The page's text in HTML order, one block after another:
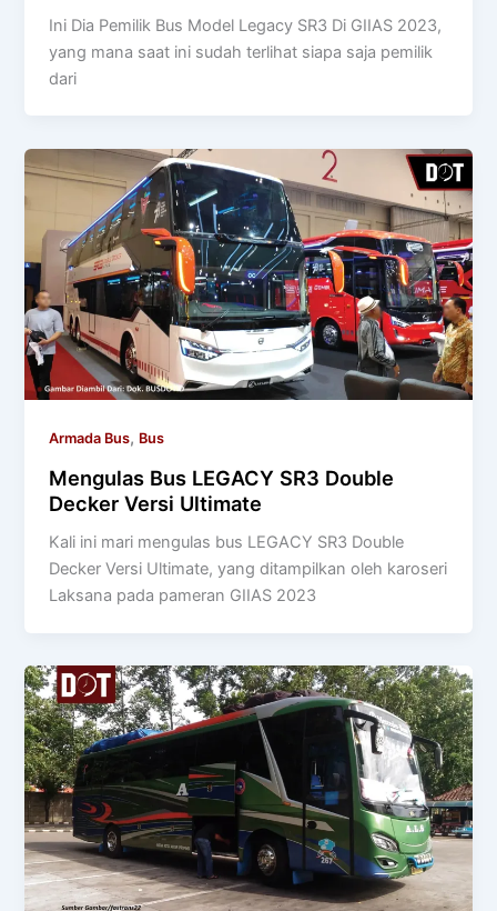
Ini Dia Pemilik Bus Model Legacy SR3 Di GIIAS 2023,
yang mana saat ini sudah terlihat siapa saja pemilik
dari
Armada Bus, Bus
Mengulas Bus LEGACY SR3 Double
Decker Versi Ultimate
Kali ini mari mengulas bus LEGACY SR3 Double
Decker Versi Ultimate, yang ditampilkan oleh karoseri
Laksana pada pameran GIIAS 2023